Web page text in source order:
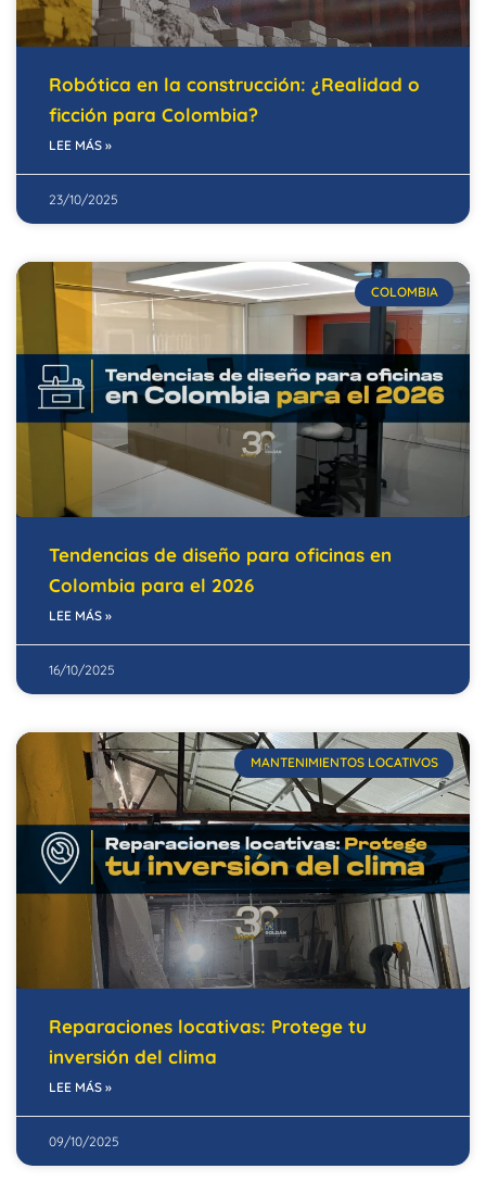
Robótica en la construcción: ¿Realidad o
ficción para Colombia?
LEE MÁS »
23/10/2025
COLOMBIA
Tendencias de diseño para oficinas en
Colombia para el 2026
LEE MÁS »
16/10/2025
MANTENIMIENTOS LOCATIVOS
Reparaciones locativas: Protege tu
inversión del clima
LEE MÁS »
09/10/2025